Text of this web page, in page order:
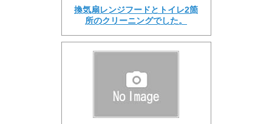
換気扇レンジフードとトイレ2箇
所のクリーニングでした。